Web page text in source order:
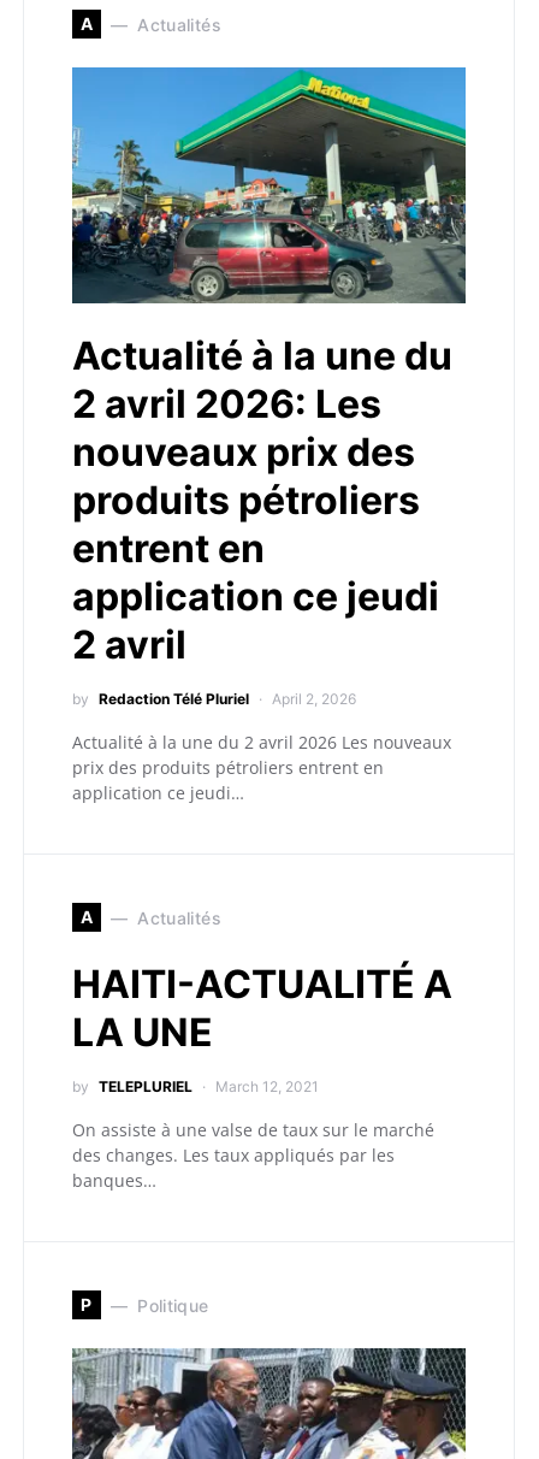
A Actualités
Actualité à la une du
2 avril 2026: Les
nouveaux prix des
produits pétroliers
entrent en
application ce jeudi
2 avril
by Redaction Télé Pluriel April 2, 2026
Actualité à la une du 2 avril 2026 Les nouveaux
prix des produits pétroliers entrent en
application ce jeudi…
A Actualités
HAITI-ACTUALITÉ A
LA UNE
by TELEPLURIEL March 12, 2021
On assiste à une valse de taux sur le marché
des changes. Les taux appliqués par les
banques…
P Politique